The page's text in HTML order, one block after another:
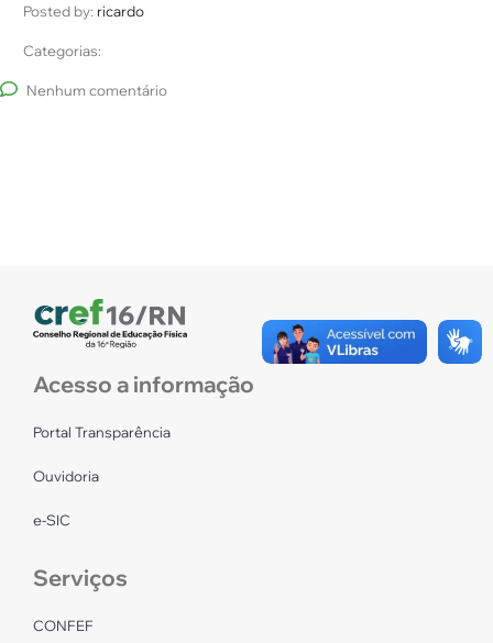
Posted by: ricardo
Categorias:
Nenhum comentário
Acesso a informação
Portal Transparência
Ouvidoria
e-SIC
Serviços
CONFEF